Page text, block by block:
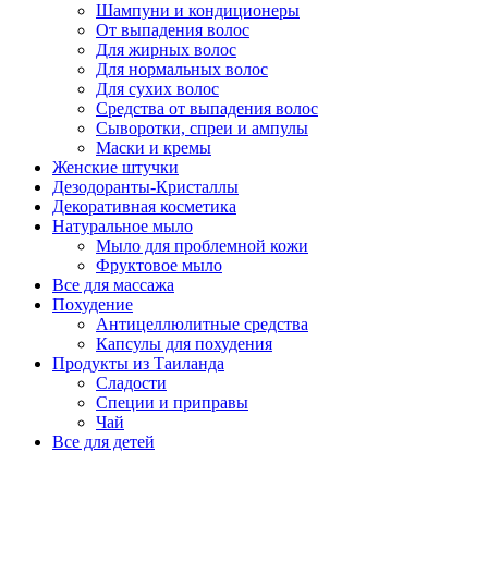
Шампуни и кондиционеры
От выпадения волос
Для жирных волос
Для нормальных волос
Для сухих волос
Средства от выпадения волос
Сыворотки, спреи и ампулы
Маски и кремы
Женские штучки
Дезодоранты-Кристаллы
Декоративная косметика
Натуральное мыло
Мыло для проблемной кожи
Фруктовое мыло
Все для массажа
Похудение
Антицеллюлитные средства
Капсулы для похудения
Продукты из Таиланда
Сладости
Специи и приправы
Чай
Все для детей